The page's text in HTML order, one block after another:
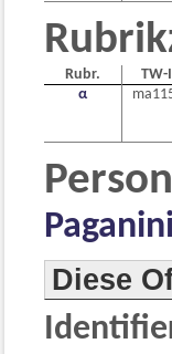
Rubr. TW-
α
Diese